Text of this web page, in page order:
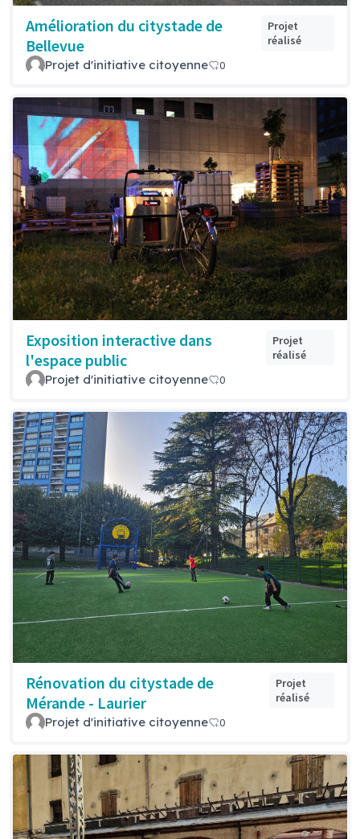
Amélioration du citystade de
Bellevue
Projet
réalisé
Projet d'initiative citoyenne 0
Exposition interactive dans
l'espace public
Projet
réalisé
Projet d'initiative citoyenne 0
Rénovation du citystade de
Mérande - Laurier
Projet
réalisé
Projet d'initiative citoyenne 0